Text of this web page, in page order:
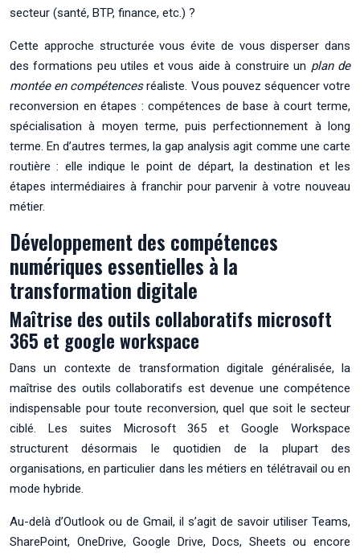
secteur (santé, BTP, finance, etc.) ?
Cette approche structurée vous évite de vous disperser dans
des formations peu utiles et vous aide à construire un plan de
montée en compétencesréaliste. Vous pouvez séquencer votre
reconversion en étapes : compétences de base à court terme,
spécialisation à moyen terme, puis perfectionnement à long
terme. En d’autres termes, la gap analysis agit comme une carte
routière : elle indique le point de départ, la destination et les
étapes intermédiaires à franchir pour parvenir à votre nouveau
métier.
Développement des compétences
numériques essentielles à la
transformation digitale
Maîtrise des outils collaboratifs microsoft
365 et google workspace
Dans un contexte de transformation digitale généralisée, la
maîtrise des outils collaboratifs est devenue une compétence
indispensable pour toute reconversion, quel que soit le secteur
ciblé. Les suites Microsoft 365 et Google Workspace
structurent désormais le quotidien de la plupart des
organisations, en particulier dans les métiers en télétravail ou en
mode hybride.
Au-delà d’Outlook ou de Gmail, il s’agit de savoir utiliser Teams,
SharePoint, OneDrive, Google Drive, Docs, Sheets ou encore